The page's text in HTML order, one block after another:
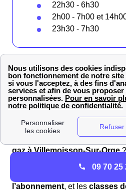
22h30 - 6h30
2h00 - 7h00 et
23h30 - 7h30
Vous ne pouvez pas choisir
heures creuses.L’horaire est
fonction des conditions
locale du réseau public de
Prix du gaz à Villemoisson-
Comment faire le meilleur
gaz à Villemoisson-Sur-Orge?
grille tarifaire ,
l’abonnement, et les classes
09 70 25